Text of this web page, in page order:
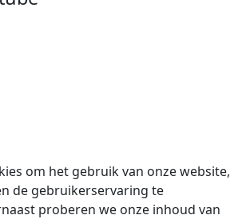
om het gebruik van onze website,
de gebruikerservaring te
proberen we onze inhoud van